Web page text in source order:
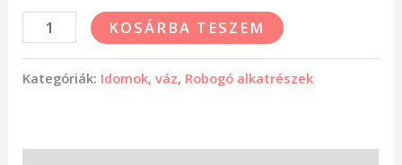
KOSÁRBA TESZEM
Kategóriák: Idomok, váz, Robogó alkatrészek